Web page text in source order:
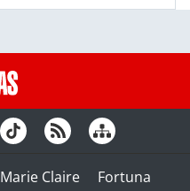
Marie Claire
Fortuna